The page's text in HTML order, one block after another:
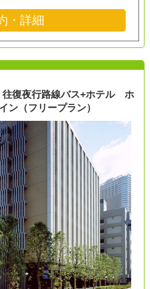
・詳細
往復夜行路線バス+ホテル ホ
ン（フリープラン）